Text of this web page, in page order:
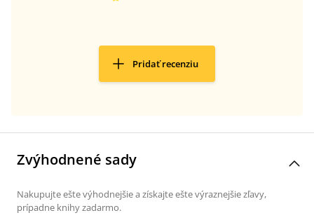
Pridať recenziu
Zvýhodnené sady
Nakupujte ešte výhodnejšie a získajte ešte výraznejšie zľavy,
prípadne knihy zadarmo.